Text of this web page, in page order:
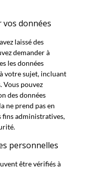
vos données
laissé des
demander à
les données
votre sujet, incluant
Vous pouvez
des données
ne prend pas en
fins administratives,
personnelles
être vérifiés à